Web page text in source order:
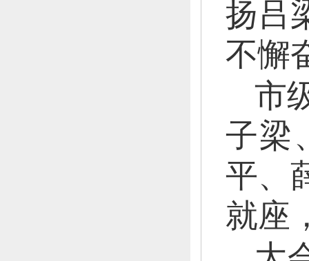
扬吕
不懈
市
子梁
平、
就座